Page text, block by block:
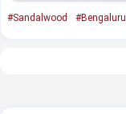
#Sandalwood #Bengaluru